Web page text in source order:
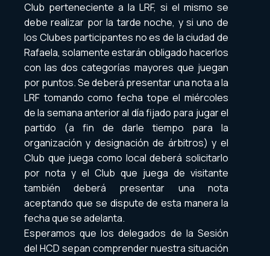
Club perteneciente a la LRF, si el mismo se
debe realizar por la tarde noche, y si uno de
los Clubes participantes no es de la ciudad de
Rafaela, solamente estarán obligado hacerlos
con las dos categorías mayores que juegan
por puntos. Se deberá presentar una nota a la
LRF tomando como fecha tope el miércoles
de la semana anterior al día fijado para jugar el
partido (a fin de darle tiempo para la
organización y designación de árbitros) y el
Club que juega como local deberá solicitarlo
por nota y el Club que juega de visitante
también deberá presentar una nota
aceptando que se dispute de esta manera la
fecha que se adelanta.
Esperamos que los delegados de la Sesión
del HCD sepan comprender nuestra situación